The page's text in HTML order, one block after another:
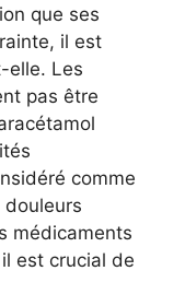
que ses
il est
elle. Les
pas être
comme
douleurs
médicaments
est crucial de